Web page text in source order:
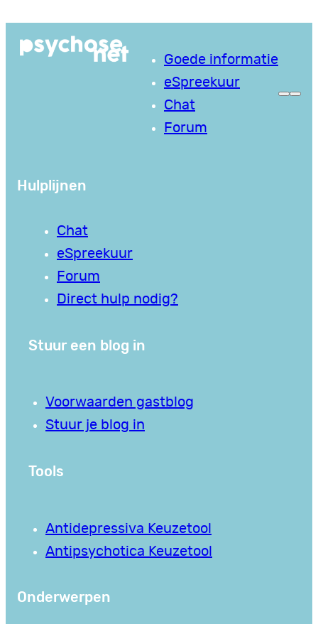
naar
Goede informatie
eSpreekuur
Chat
Forum
Hulplijnen
Chat
eSpreekuur
Forum
Direct hulp nodig?
Stuur een blog in
Voorwaarden gastblog
Stuur je blog in
Tools
Antidepressiva Keuzetool
Antipsychotica Keuzetool
Onderwerpen